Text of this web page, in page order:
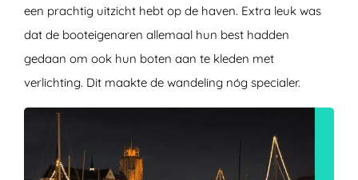
een prachtig uitzicht hebt op de haven. Extra leuk was
dat de booteigenaren allemaal hun best hadden
gedaan om ook hun boten aan te kleden met
verlichting. Dit maakte de wandeling nóg specialer.